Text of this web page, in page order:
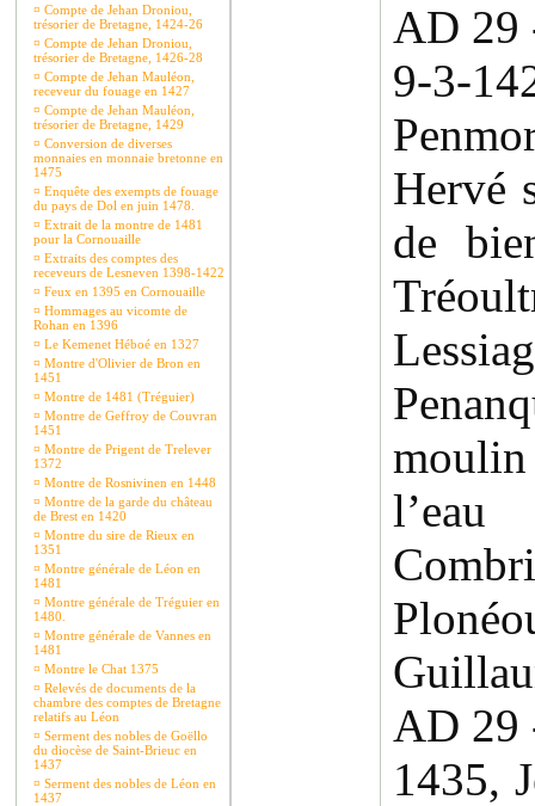
¤ Compte de Jehan Droniou,
trésorier de Bretagne, 1424-26
¤ Compte de Jehan Droniou,
trésorier de Bretagne, 1426-28
¤ Compte de Jehan Mauléon,
receveur du fouage en 1427
¤ Compte de Jehan Mauléon,
trésorier de Bretagne, 1429
¤ Conversion de diverses
monnaies en monnaie bretonne en
1475
¤ Enquête des exempts de fouage
du pays de Dol en juin 1478.
¤ Extrait de la montre de 1481
pour la Cornouaille
¤ Extraits des comptes des
receveurs de Lesneven 1398-1422
¤ Feux en 1395 en Cornouaille
¤ Hommages au vicomte de
Rohan en 1396
¤ Le Kemenet Héboé en 1327
¤ Montre d'Olivier de Bron en
1451
¤ Montre de 1481 (Tréguier)
¤ Montre de Geffroy de Couvran
1451
¤ Montre de Prigent de Trelever
1372
¤ Montre de Rosnivinen en 1448
¤ Montre de la garde du château
de Brest en 1420
¤ Montre du sire de Rieux en
1351
¤ Montre générale de Léon en
1481
¤ Montre générale de Tréguier en
1480.
¤ Montre générale de Vannes en
1481
¤ Montre le Chat 1375
¤ Relevés de documents de la
chambre des comptes de Bretagne
relatifs au Léon
¤ Serment des nobles de Goëllo
du diocèse de Saint-Brieuc en
1437
¤ Serment des nobles de Léon en
1437
AD 29
9-3-
Hervé
de
AD 29
1435,